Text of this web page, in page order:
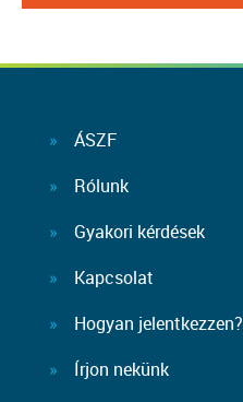
ÁSZF
Rólunk
Gyakori kérdések
Kapcsolat
Hogyan jelentkezzen?
Írjon nekünk